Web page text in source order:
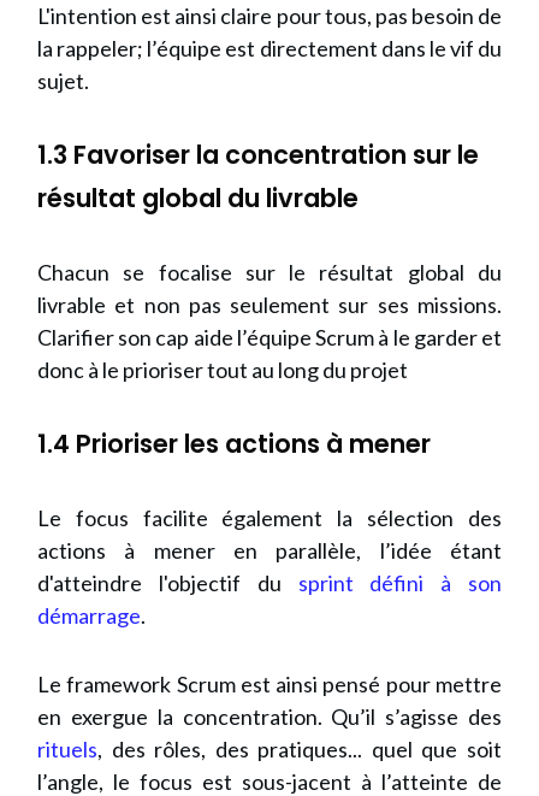
L'intention est ainsi claire pour tous, pas besoin de
la rappeler; l’équipe est directement dans le vif du
sujet.
1.3 Favoriser la concentration sur le
résultat global du livrable
Chacun se focalise sur le résultat global du
livrable et non pas seulement sur ses missions.
Clarifier son cap aide l’équipe Scrum à le garder et
donc à le prioriser tout au long du projet
1.4 Prioriser les actions à mener
Le focus facilite également la sélection des
actions à mener en parallèle, l’idée étant
d'atteindre l'objectif du sprint défini à son
démarrage.
Le framework Scrum est ainsi pensé pour mettre
en exergue la concentration. Qu’il s’agisse des
rituels, des rôles, des pratiques... quel que soit
l’angle, le focus est sous-jacent à l’atteinte de